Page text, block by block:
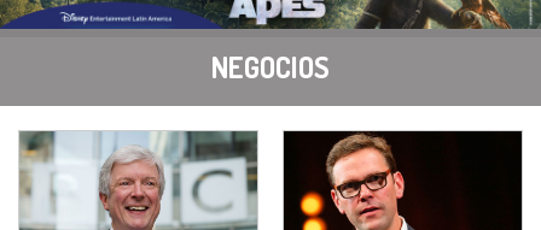
NEGOCIOS